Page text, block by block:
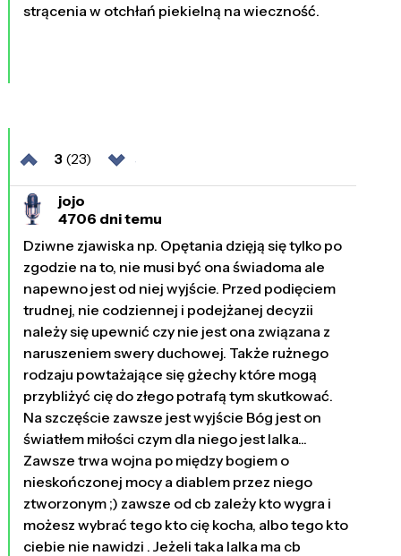
strącenia w otchłań piekielną na wieczność.
3 (23)
jojo
4706 dni temu
Dziwne zjawiska np. Opętania dzięją się tylko po
zgodzie na to, nie musi być ona świadoma ale
napewno jest od niej wyjście. Przed podięciem
trudnej, nie codziennej i podejżanej decyzii
należy się upewnić czy nie jest ona związana z
naruszeniem swery duchowej. Także rużnego
rodzaju powtażające się gżechy które mogą
przybliżyć cię do złego potrafą tym skutkować.
Na szczęście zawsze jest wyjście Bóg jest on
światłem miłości czym dla niego jest lalka...
Zawsze trwa wojna po między bogiem o
nieskończonej mocy a diablem przez niego
ztworzonym ;) zawsze od cb zależy kto wygra i
możesz wybrać tego kto cię kocha, albo tego kto
ciebie nie nawidzi . Jeżeli taka lalka ma cb